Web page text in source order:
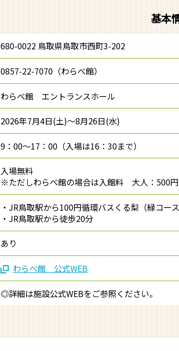
基本
680-0022 鳥取県鳥取市西町3-202
0857-22-7070（わらべ館）
わらべ館 エントランスホール
2026年7月4日(土)～8月26日(水)
9：00～17：00（入場は16：30まで）
入場無料
※ただしわらべ館の場合は入館料 大人：500
・JR鳥取駅から100円循環バスくる梨（緑コー
・JR鳥取駅から徒歩20分
あり
わらべ館 公式WEB
◎詳細は施設公式WEBをご参照ください。